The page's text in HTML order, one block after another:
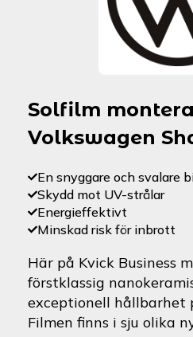
Solfilm
Volkswagen
En snyggare och svalare
Skydd mot UV-strålar
Energieffektivt
Minskad risk för inbrott
Här på Kvick Business
förstklassig
exceptionell hållbarhet
Filmen finns i sju olika